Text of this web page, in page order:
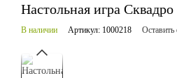
Настольная игра
В наличии Артикул: 1000218 Оставить